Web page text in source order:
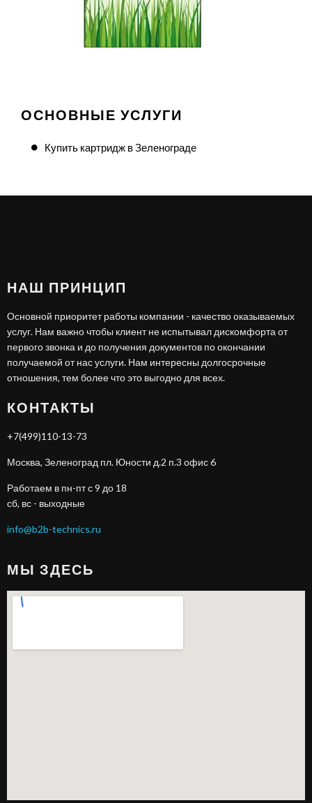
ОСНОВНЫЕ УСЛУГИ
Купить картридж в Зеленограде
НАШ ПРИНЦИП
Основной приоритет работы компании - качество оказываемых
услуг. Нам важно чтобы клиент не испытывал дискомфорта от
первого звонка и до получения документов по окончании
получаемой от нас услуги. Нам интересны долгосрочные
отношения, тем более что это выгодно для всех.
КОНТАКТЫ
+7(499)110-13-73
Москва, Зеленоград пл. Юности д.2 п.3 офис 6
Работаем в пн-пт с 9 до 18
сб, вс - выходные
info@b2b-technics.ru
МЫ ЗДЕСЬ